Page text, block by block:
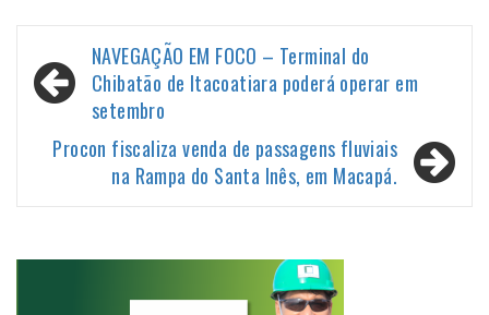
Navegação
de
NAVEGAÇÃO EM FOCO – Terminal do
Chibatão de Itacoatiara poderá operar em
setembro
Procon fiscaliza venda de passagens fluviais
na Rampa do Santa Inês, em Macapá.